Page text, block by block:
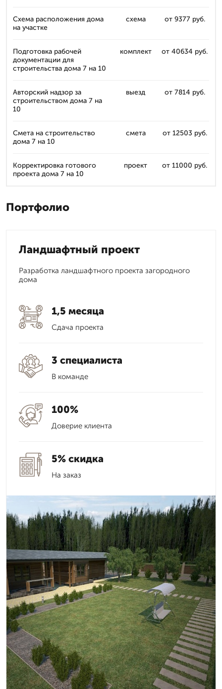
Схема расположения дома
на участке
схема от 9377 руб.
Подготовка рабочей
документации для
строительства дома 7 на 10
комплект от 40634 руб.
Авторский надзор за
строительством дома 7 на
10
выезд от 7814 руб.
Смета на строительство
дома 7 на 10
смета от 12503 руб.
Корректировка готового
проекта дома 7 на 10
проект от 11000 руб.
Портфолио
Ландшафтный проект
Разработка ландшафтного проекта загородного
дома
1,5 месяца
Сдача проекта
3 специалиста
В команде
100%
Доверие клиента
5% скидка
На заказ